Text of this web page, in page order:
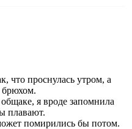
что проснулась утром, а
брюхом.
я вроде запомнила
плавают.
помирились бы потом.